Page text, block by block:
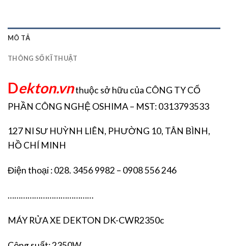
MÔ TẢ
THÔNG SỐ KĨ THUẬT
Dekton.vnthuộc sở hữu của CÔNG TY CỔ
PHẦN CÔNG NGHỆ OSHIMA – MST: 0313793533
127 NI SƯ HUỲNH LIÊN, PHƯỜNG 10, TÂN BÌNH,
HỒ CHÍ MINH
Điện thoại : 028. 3456 9982 – 0908 556 246
…………………………………
MÁY RỬA XE DEKTON DK-CWR2350c